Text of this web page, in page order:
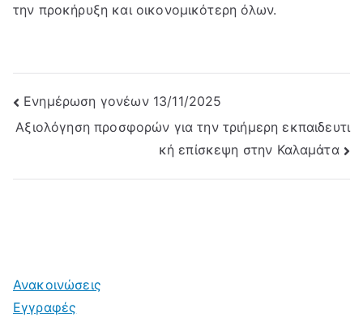
την προκήρυξη και οικονομικότερη όλων.
Post
navigation
Ενημέρωση γονέων 13/11/2025
Αξιολόγηση προσφορών για την τριήμερη εκπαιδευτι
κή επίσκεψη στην Καλαμάτα
Ανακοινώσεις
Εγγραφές